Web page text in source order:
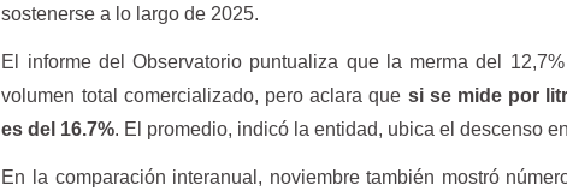
sostenerse a lo largo de 2025.
El informe del Observatorio puntualiza que la merma del
volumen total comercializado, pero aclara que si se mide por
es del 16.7%. El promedio, indicó la entidad, ubica el descenso
En la comparación interanual, noviembre también mostró